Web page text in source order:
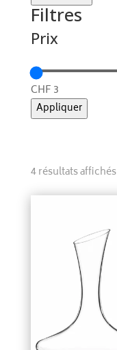
Filtres
Prix
CHF 3
Appliquer
4 résultats affichés